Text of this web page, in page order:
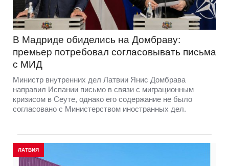
В Мадриде обиделись на Домбраву:
премьер потребовал согласовывать письма
с МИД
Министр внутренних дел Латвии Янис Домбрава
направил Испании письмо в связи с миграционным
кризисом в Сеуте, однако его содержание не было
согласовано с Министерством иностранных дел.
ЛАТВИЯ